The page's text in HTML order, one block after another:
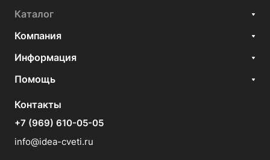
Каталог
Компания
Информация
Помощь
Контакты
+7 (969) 610-05-05
info@idea-cveti.ru